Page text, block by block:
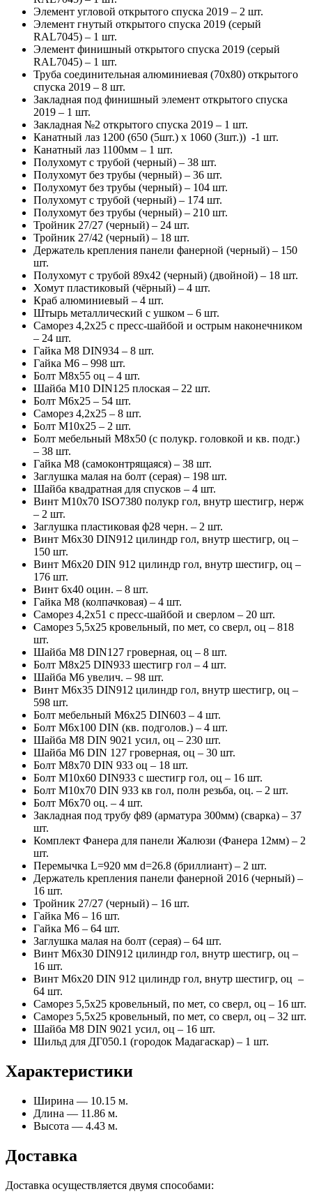
Элемент угловой открытого спуска 2019 – 2 шт.
Элемент гнутый открытого спуска 2019 (серый
RAL7045) – 1 шт.
Элемент финишный открытого спуска 2019 (серый
RAL7045) – 1 шт.
Труба соединительная алюминиевая (70х80) открытого
спуска 2019 – 8 шт.
Закладная под финишный элемент открытого спуска
2019 – 1 шт.
Закладная №2 открытого спуска 2019 – 1 шт.
Канатный лаз 1200 (650 (5шт.) х 1060 (3шт.)) -1 шт.
Канатный лаз 1100мм – 1 шт.
Полухомут с трубой (черный) – 38 шт.
Полухомут без трубы (черный) – 36 шт.
Полухомут без трубы (черный) – 104 шт.
Полухомут с трубой (черный) – 174 шт.
Полухомут без трубы (черный) – 210 шт.
Тройник 27/27 (черный) – 24 шт.
Тройник 27/42 (черный) – 18 шт.
Держатель крепления панели фанерной (черный) – 150
шт.
Полухомут с трубой 89х42 (черный) (двойной) – 18 шт.
Хомут пластиковый (чёрный) – 4 шт.
Краб алюминиевый – 4 шт.
Штырь металлический с ушком – 6 шт.
Саморез 4,2х25 с пресс-шайбой и острым наконечником
– 24 шт.
Гайка М8 DIN934 – 8 шт.
Гайка М6 – 998 шт.
Болт М8х55 оц – 4 шт.
Шайба М10 DIN125 плоская – 22 шт.
Болт М6х25 – 54 шт.
Саморез 4,2х25 – 8 шт.
Болт М10х25 – 2 шт.
Болт мебельный М8х50 (с полукр. головкой и кв. подг.)
– 38 шт.
Гайка М8 (самоконтрящаяся) – 38 шт.
Заглушка малая на болт (серая) – 198 шт.
Шайба квадратная для спусков – 4 шт.
Винт М10х70 ISO7380 полукр гол, внутр шестигр, нерж
– 2 шт.
Заглушка пластиковая ф28 черн. – 2 шт.
Винт М6х30 DIN912 цилиндр гол, внутр шестигр, оц –
150 шт.
Винт М6х20 DIN 912 цилиндр гол, внутр шестигр, оц –
176 шт.
Винт 6х40 оцин. – 8 шт.
Гайка М8 (колпачковая) – 4 шт.
Саморез 4,2х51 с пресс-шайбой и сверлом – 20 шт.
Саморез 5,5х25 кровельный, по мет, со сверл, оц – 818
шт.
Шайба М8 DIN127 гроверная, оц – 8 шт.
Болт М8х25 DIN933 шестигр гол – 4 шт.
Шайба М6 увелич. – 98 шт.
Винт М6х35 DIN912 цилиндр гол, внутр шестигр, оц –
598 шт.
Болт мебельный М6х25 DIN603 – 4 шт.
Болт М6х100 DIN (кв. подголов.) – 4 шт.
Шайба М8 DIN 9021 усил, оц – 230 шт.
Шайба М6 DIN 127 гроверная, оц – 30 шт.
Болт М8х70 DIN 933 оц – 18 шт.
Болт М10х60 DIN933 с шестигр гол, оц – 16 шт.
Болт М10х70 DIN 933 кв гол, полн резьба, оц. – 2 шт.
Болт М6х70 оц. – 4 шт.
Закладная под трубу ф89 (арматура 300мм) (сварка) – 37
шт.
Комплект Фанера для панели Жалюзи (Фанера 12мм) – 2
шт.
Перемычка L=920 мм d=26.8 (бриллиант) – 2 шт.
Держатель крепления панели фанерной 2016 (черный) –
16 шт.
Тройник 27/27 (черный) – 16 шт.
Гайка М6 – 16 шт.
Гайка М6 – 64 шт.
Заглушка малая на болт (серая) – 64 шт.
Винт М6х30 DIN912 цилиндр гол, внутр шестигр, оц –
16 шт.
Винт М6х20 DIN 912 цилиндр гол, внутр шестигр, оц –
64 шт.
Саморез 5,5х25 кровельный, по мет, со сверл, оц – 16 шт.
Саморез 5,5х25 кровельный, по мет, со сверл, оц – 32 шт.
Шайба М8 DIN 9021 усил, оц – 16 шт.
Шильд для ДГ050.1 (городок Мадагаскар) – 1 шт.
Характеристики
Ширина — 10.15 м.
Длина — 11.86 м.
Высота — 4.43 м.
Доставка
Доставка осуществляется двумя способами: